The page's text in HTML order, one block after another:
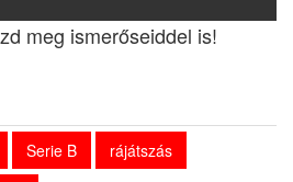
meg ismerőseiddel is!
Serie B
rájátszás